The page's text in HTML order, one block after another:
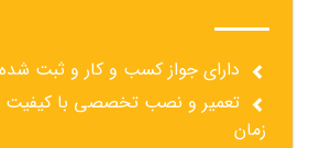
دارای جواز کسب و کار و ثبت شده
تعمیر و نصب تخصصی با کیفیت و
زمان